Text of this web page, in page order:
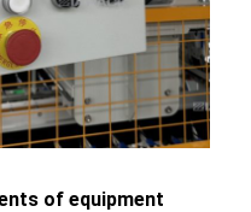
of equipment